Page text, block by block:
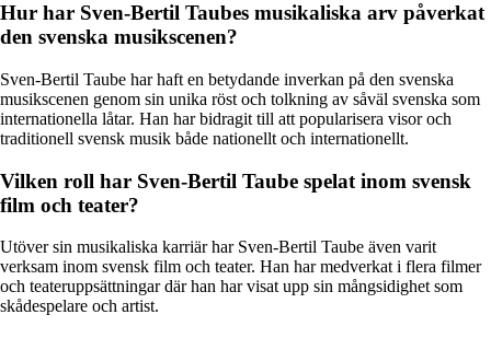
Hur har Sven-Bertil Taubes musikaliska arv påverkat
den svenska musikscenen?
Sven-Bertil Taube har haft en betydande inverkan på den svenska
musikscenen genom sin unika röst och tolkning av såväl svenska som
internationella låtar. Han har bidragit till att popularisera visor och
traditionell svensk musik både nationellt och internationellt.
Vilken roll har Sven-Bertil Taube spelat inom svensk
film och teater?
Utöver sin musikaliska karriär har Sven-Bertil Taube även varit
verksam inom svensk film och teater. Han har medverkat i flera filmer
och teateruppsättningar där han har visat upp sin mångsidighet som
skådespelare och artist.